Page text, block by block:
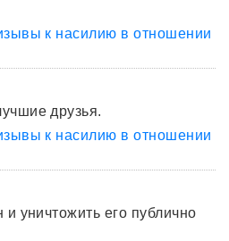
к насилию в отношении
друзья.
к насилию в отношении
уничтожить его публично